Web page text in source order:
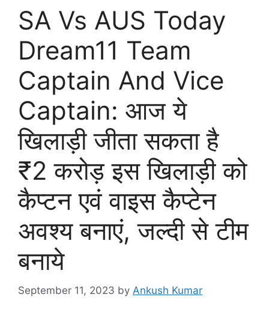
SA Vs AUS Today
Dream11 Team
Captain And Vice
Captain: आज ये
खिलाड़ी जीता सकता है
₹2 करोड़ इस खिलाड़ी को
कैप्टन एवं वाइस कैप्टेन
अवश्य बनाएं, जल्दी से टीम
बनाये
September 11, 2023 by Ankush Kumar